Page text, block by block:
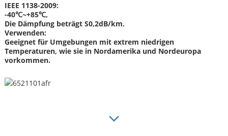
IEEE 1138-2009:
-40℃~+85℃,
Die Dämpfung beträgt S0,2dB/km.
Verwenden:
Geeignet für Umgebungen mit extrem niedrigen
Temperaturen, wie sie in Nordamerika und Nordeuropa
vorkommen.